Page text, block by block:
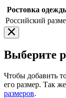
Ростовка
Российский
Выберите
Чтобы добавить
его размер. Так
размеров.